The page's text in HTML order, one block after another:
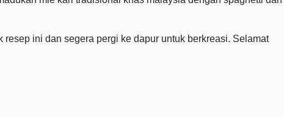
ini dan segera pergi ke dapur untuk berkreasi. Selamat